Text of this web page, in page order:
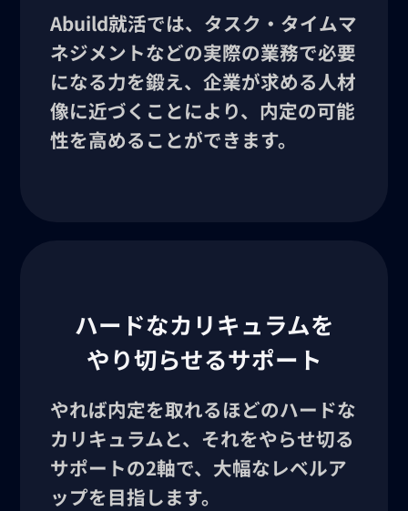
Abuild就活では、タスク・タイムマ
ネジメントなどの実際の業務で必要
になる力を鍛え、企業が求める人材
像に近づくことにより、内定の可能
性を高めることができます。
ハードなカリキュラムを
やり切らせるサポート
やれば内定を取れるほどのハードな
カリキュラムと、それをやらせ切る
サポートの2軸で、大幅なレベルア
ップを目指します。